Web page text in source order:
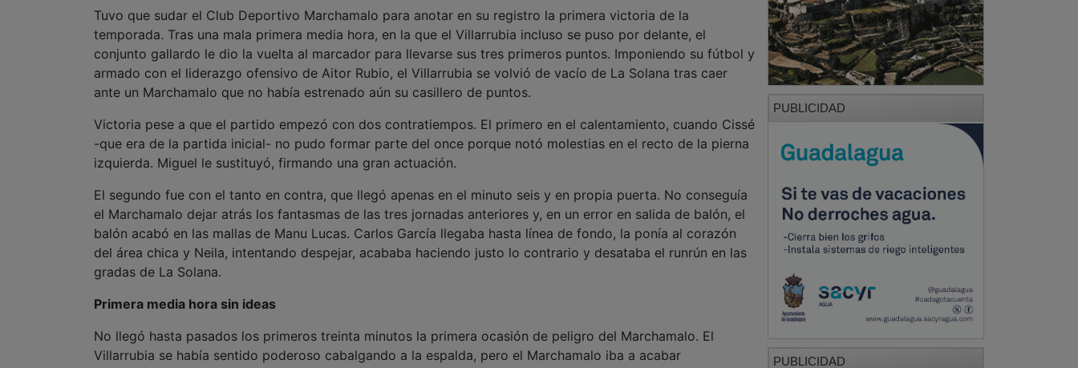
Tuvo que sudar el Club Deportivo Marchamalo para anotar en su registro la primera victoria de la
temporada. Tras una mala primera media hora, en la que el Villarrubia incluso se puso por delante, el
conjunto gallardo le dio la vuelta al marcador para llevarse sus tres primeros puntos. Imponiendo su fútbol y
armado con el liderazgo ofensivo de Aitor Rubio, el Villarrubia se volvió de vacío de La Solana tras caer
ante un Marchamalo que no había estrenado aún su casillero de puntos.
Victoria pese a que el partido empezó con dos contratiempos. El primero en el calentamiento, cuando Cissé
-que era de la partida inicial- no pudo formar parte del once porque notó molestias en el recto de la pierna
izquierda. Miguel le sustituyó, firmando una gran actuación.
El segundo fue con el tanto en contra, que llegó apenas en el minuto seis y en propia puerta. No conseguía
el Marchamalo dejar atrás los fantasmas de las tres jornadas anteriores y, en un error en salida de balón, el
balón acabó en las mallas de Manu Lucas. Carlos García llegaba hasta línea de fondo, la ponía al corazón
del área chica y Neila, intentando despejar, acababa haciendo justo lo contrario y desataba el runrún en las
gradas de La Solana.
Primera media hora sin ideas
No llegó hasta pasados los primeros treinta minutos la primera ocasión de peligro del Marchamalo. El
Villarrubia se había sentido poderoso cabalgando a la espalda, pero el Marchamalo iba a acabar
PUBLICIDAD
PUBLICIDAD